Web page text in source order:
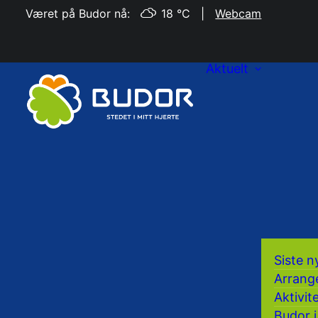
Været på Budor nå: 18 °C |Webcam
Aktuelt
Siste